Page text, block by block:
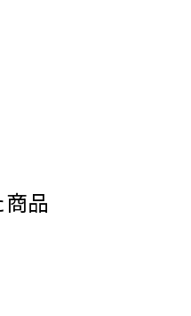
品